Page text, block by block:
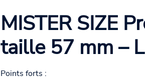
MISTER SIZE
taille 57 mm – L
Points forts :